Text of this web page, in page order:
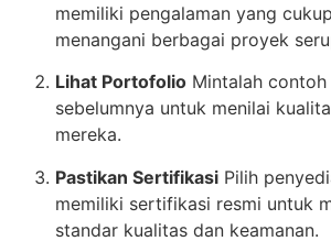
memiliki pengalaman yang
menangani berbagai proyek
Lihat Portofolio Mintalah
sebelumnya untuk menilai
mereka.
Pastikan Sertifikasi Pilih
memiliki sertifikasi resmi untuk
standar kualitas dan keamanan.